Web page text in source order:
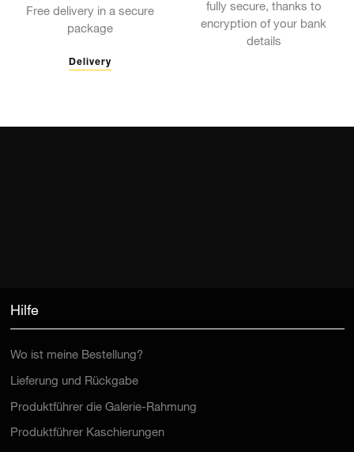
Free delivery in a secure
package
Delivery
fully secure, thanks to
encryption of your bank
details
Hilfe
Wo ist meine Bestellung?
Lieferung und Rückgabe
Produktführer die Galerie-Rahmung
Produktführer Kaschierungen